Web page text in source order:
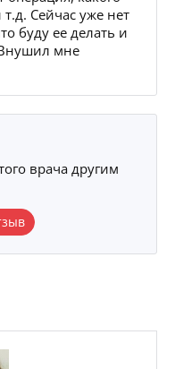
Сейчас уже нет
буду ее делать и
мне
врача другим